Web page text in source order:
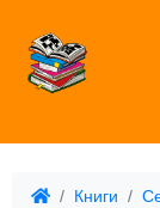
Книги